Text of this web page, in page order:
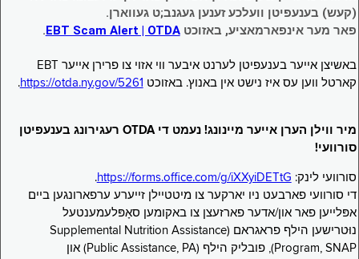
(קעש) בענעפיטן וועלכע זענען געגנב;ט געווארן.
פאר מער אינפארמאציע, באזוכטEBT Scam Alert | OTDA
.
באשיצן אייער בענעפיטן לערנט איבער ווי אזוי צו פרירן אייער EBT
קארטל ווען עס איז נישט אין באנוץ. באזוכט https://otda.ny.gov/5261
.
מיר ווילן הערן אייער מיינונג! נעמט די OTDA רעגירונג בענעפיטן
סורוועי!
סורוועי לינק: https://forms.office.com/g/iXXyiDETtG
.
די סורוועי פארבעט ניו יארקער צו מיטטיילן זייערע ערפארונגען ביים
אפּלייען פאר און/אדער פארזעצן צו באקומען סאָפּלעמענטעל
נוּטרישען הילף פראגראם (Supplemental Nutrition Assistance
Program, SNAP), פובליק הילף (Public Assistance, PA) און